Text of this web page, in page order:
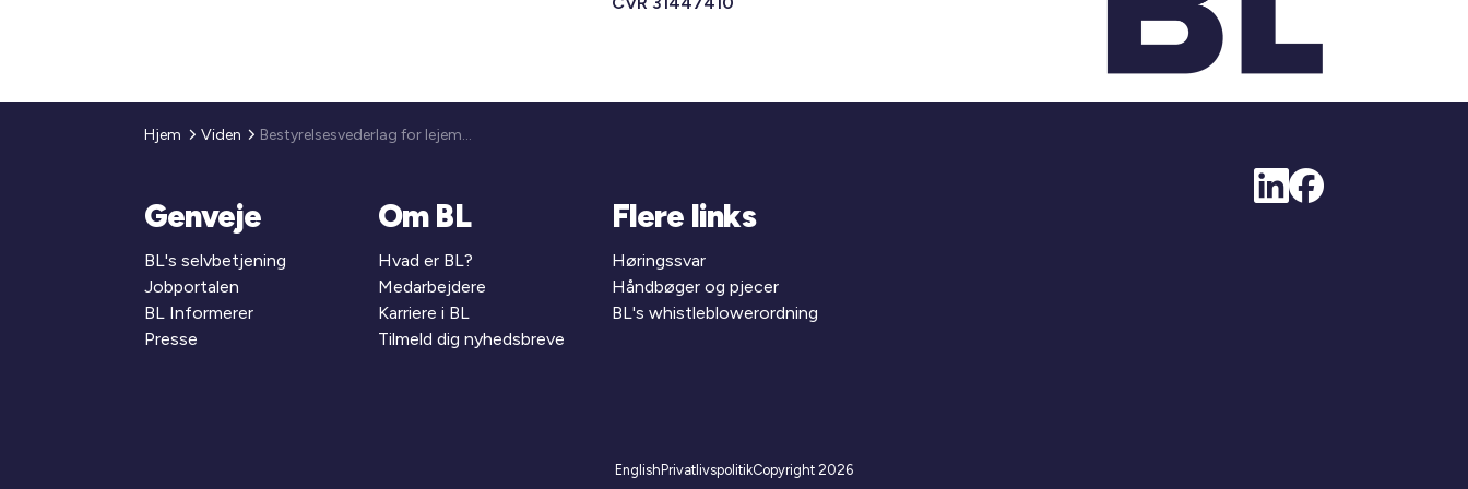
Hjem Viden Bestyrelsesvederlag for lejemålsenheder i drift (2010)
Genveje
BL's selvbetjening
Jobportalen
BL Informerer
Presse
Om BL
Hvad er BL?
Medarbejdere
Karriere i BL
Tilmeld dig nyhedsbreve
Flere links
Høringssvar
Håndbøger og pjecer
BL's whistleblowerordning
EnglishPrivatlivspolitikCopyright 2026